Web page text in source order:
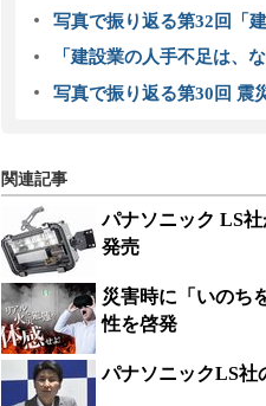
写真で振り返る第32回「
「建設業の人手不足は、
写真で振り返る第30回 震
関連記事
パナソニック LS
発売
災害時に「いのち
性を啓発
パナソニックLS社